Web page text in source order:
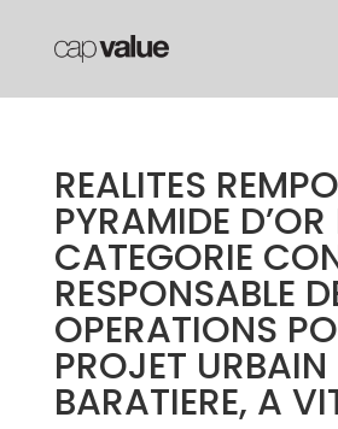
REALITES
PYRAMIDE D’OR
CATEGORIE
RESPONSABLE
OPERATIONS
PROJET URBAIN
BARATIERE, A